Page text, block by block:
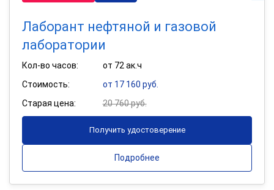
Лаборант нефтяной и газовой
лаборатории
Кол-во часов:
от 72 ак.ч
Стоимость:
от 17 160 руб.
Старая цена:
20 760 руб.
Получить удостоверение
Подробнее